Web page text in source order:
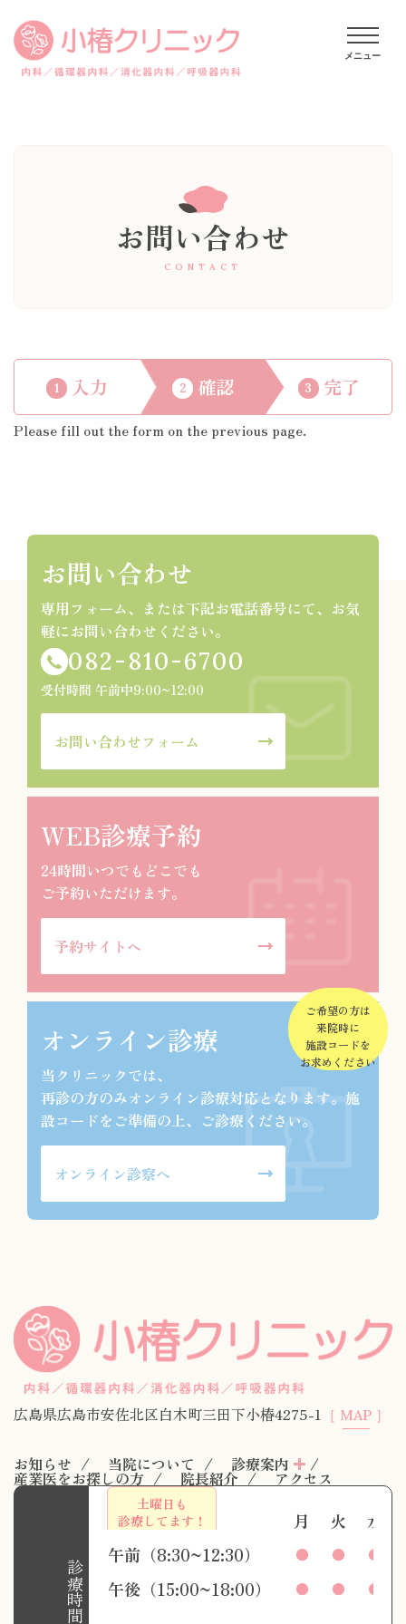
お問い合わせ
CONTACT
1 入力 2 確認 3 完了
Please fill out the form on the previous page.
お問い合わせ
専用フォーム、または下記お電話番号にて、お気
軽にお問い合わせください。
082-810-6700
受付時間 午前中9:00~12:00
お問い合わせフォーム
WEB診療予約
24時間いつでもどこでも
ご予約いただけます。
予約サイトへ
オンライン診療
ご希望の方は
来院時に
施設コードを
お求めください
当クリニックでは、
再診の方のみオンライン診療対応となります。施
設コードをご準備の上、ご診療ください。
オンライン診察へ
広島県広島市安佐北区白木町三田下小椿4275-1 ［ MAP ］
お知らせ 当院について 診療案内
産業医をお探しの方 院長紹介 アクセス
診療時間
土曜日も
診療してます！
月 火 水
午前（8:30~12:30）
● ● ●
午後（15:00~18:00） ● ● ●